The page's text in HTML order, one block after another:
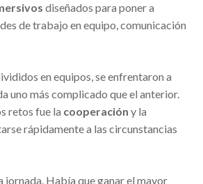
diseñados para poner a
de trabajo en equipo, comunicación
en equipos, se enfrentaron a
uno más complicado que el anterior.
retos fue la cooperación y la
rápidamente a las circunstancias
jornada. Había que ganar el mayor